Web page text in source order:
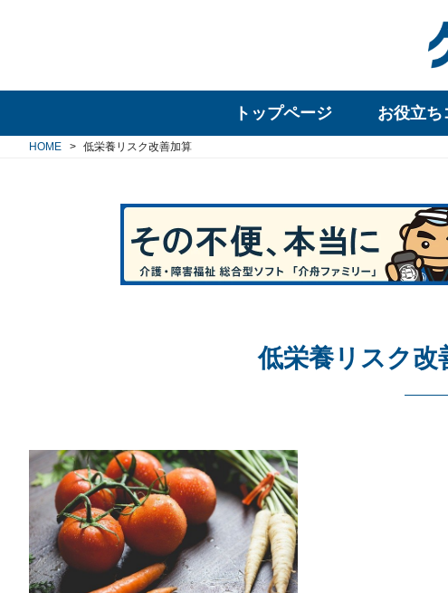
トップページ お役立ち
HOME 低栄養リスク改善加算
低栄養リスク改